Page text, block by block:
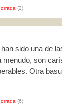
(2)
sido una de
son
Otra
(6)